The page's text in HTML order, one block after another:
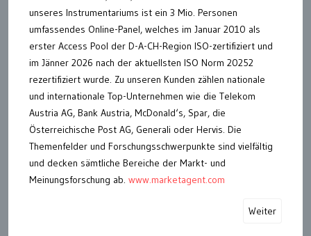
unseres Instrumentariums ist ein 3 Mio. Personen
umfassendes Online-Panel, welches im Januar 2010 als
erster Access Pool der D-A-CH-Region ISO-zertifiziert und
im Jänner 2026 nach der aktuellsten ISO Norm 20252
rezertifiziert wurde. Zu unseren Kunden zählen nationale
und internationale Top-Unternehmen wie die Telekom
Austria AG, Bank Austria, McDonald‘s, Spar, die
Österreichische Post AG, Generali oder Hervis. Die
Themenfelder und Forschungsschwerpunkte sind vielfältig
und decken sämtliche Bereiche der Markt- und
Meinungsforschung ab. www.marketagent.com
Weiter